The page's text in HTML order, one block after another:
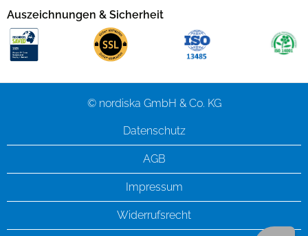
Auszeichnungen & Sicherheit
© nordiska GmbH & Co. KG
Datenschutz
AGB
Impressum
Widerrufsrecht